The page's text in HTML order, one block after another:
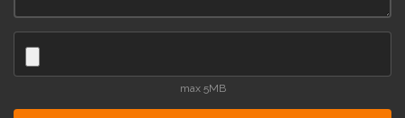
max 5MB